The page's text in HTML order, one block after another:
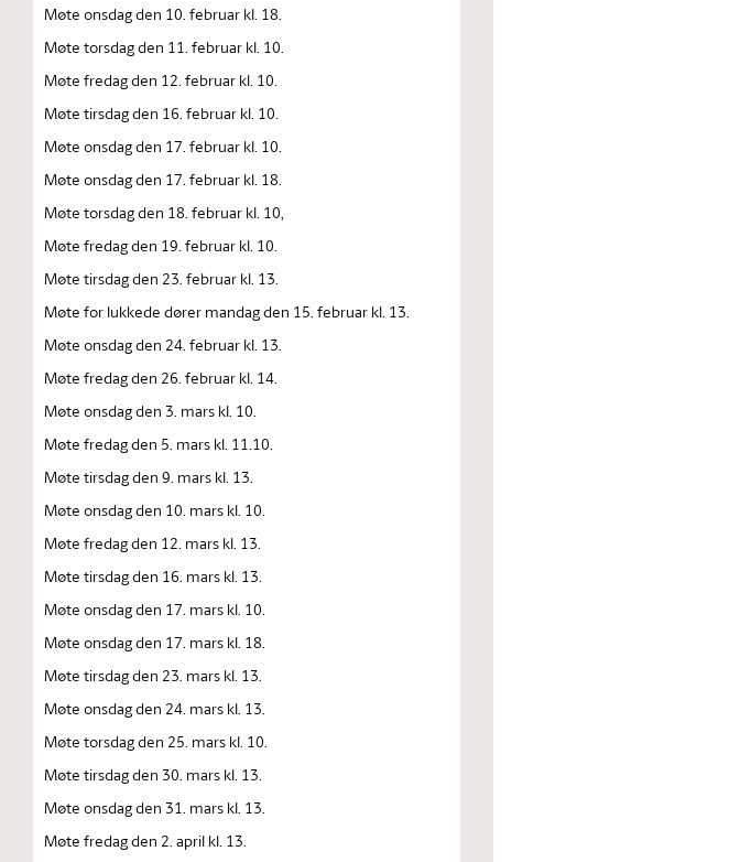
Møte onsdag den 10. februar kl. 18.
Møte torsdag den 11. februar kl. 10.
Møte fredag den 12. februar kl. 10.
Møte tirsdag den 16. februar kl. 10.
Møte onsdag den 17. februar kl. 10.
Møte onsdag den 17. februar kl. 18.
Møte torsdag den 18. februar kl. 10,
Møte fredag den 19. februar kl. 10.
Møte tirsdag den 23. februar kl. 13.
Møte for lukkede dører mandag den 15. februar kl. 13.
Møte onsdag den 24. februar kl. 13.
Møte fredag den 26. februar kl. 14.
Møte onsdag den 3. mars kl. 10.
Møte fredag den 5. mars kl. 11.10.
Møte tirsdag den 9. mars kl. 13.
Møte onsdag den 10. mars kl. 10.
Møte fredag den 12. mars kl. 13.
Møte tirsdag den 16. mars kl. 13.
Møte onsdag den 17. mars kl. 10.
Møte onsdag den 17. mars kl. 18.
Møte tirsdag den 23. mars kl. 13.
Møte onsdag den 24. mars kl. 13.
Møte torsdag den 25. mars kl. 10.
Møte tirsdag den 30. mars kl. 13.
Møte onsdag den 31. mars kl. 13.
Møte fredag den 2. april kl. 13.